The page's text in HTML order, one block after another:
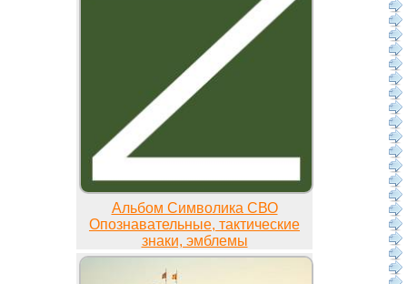
Альбом Символика СВО
Опознавательные, тактические
знаки, эмблемы